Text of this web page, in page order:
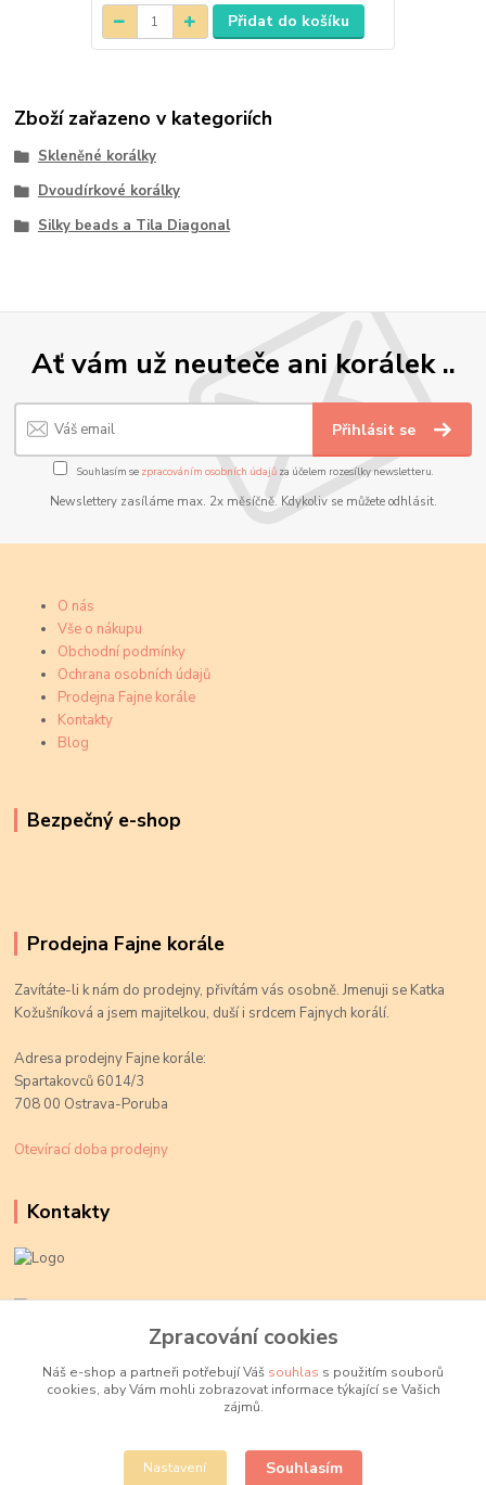
Přidat do košíku
Zboží zařazeno v kategoriích
Skleněné korálky
Dvoudírkové korálky
Silky beads a Tila Diagonal
Ať vám už neuteče ani korálek ..
Přihlásit se
Souhlasím se zpracováním osobních údajůza účelem rozesílky newsletteru.
Newslettery zasíláme max. 2x měsíčně. Kdykoliv se můžete odhlásit.
O nás
Vše o nákupu
Obchodní podmínky
Ochrana osobních údajů
Prodejna Fajne korále
Kontakty
Blog
Bezpečný e-shop
Prodejna Fajne korále
Zavítáte-li k nám do prodejny, přivítám vás osobně. Jmenuji se Katka
Kožušníková a jsem majitelkou, duší i srdcem Fajnych korálí.
Adresa prodejny Fajne korále:
Spartakovců 6014/3
708 00 Ostrava-Poruba
Otevírací doba prodejny
Kontakty
+420 774 719 784
info@fajnekorale.cz
Zpracování cookies
Náš e-shop a partneři potřebují Váš souhlas s použitím souborů
cookies, aby Vám mohli zobrazovat informace týkající se Vašich
zájmů.
Nastavení Souhlasím